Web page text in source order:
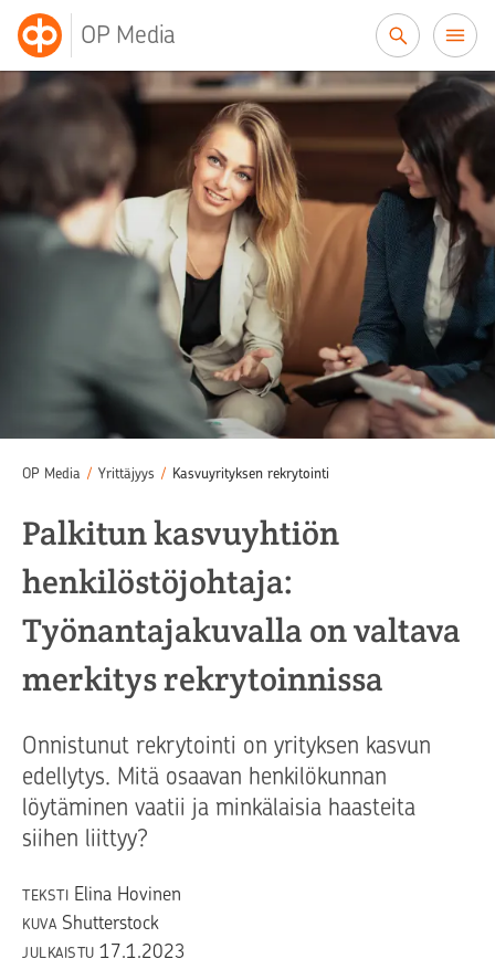
OP Media
OP Media / Yrittäjyys / Kasvuyrityksen rekrytointi
Palkitun kasvuyhtiön
henkilöstöjohtaja:
Työnantajakuvalla on valtava
merkitys rekrytoinnissa
Onnistunut rekrytointi on yrityksen kasvun
edellytys. Mitä osaavan henkilökunnan
löytäminen vaatii ja minkälaisia haasteita
siihen liittyy?
TEKSTI Elina Hovinen
KUVA Shutterstock
JULKAISTU 17.1.2023